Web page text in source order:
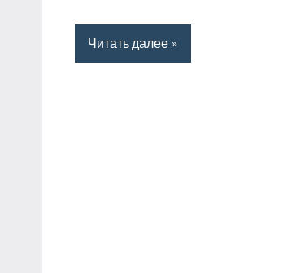
Читать далее